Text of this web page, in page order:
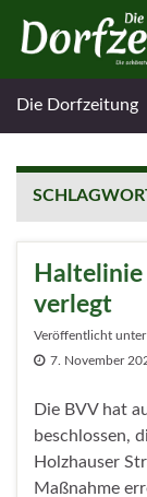
Die Dorfzeitung
verlegt
Veröffentlicht unter
7. November
Die BVV hat
beschlossen,
Holzhauser
Maßnahme